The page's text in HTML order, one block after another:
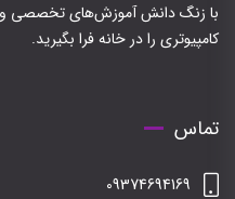
با زنگ دانش آموزش‌های تخصصی و
کامپیوتری را در خانه فرا بگیرید.
تماس
09374694169